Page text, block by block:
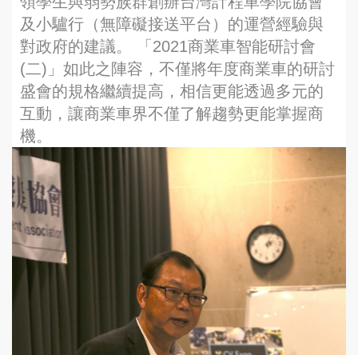
及小驢行（無障礙接送平台）的運營經驗與
對政府的建議。 「2021商業車智能研討會
(二)」如此之陣容，不僅將年度商業車的研討
盛會的規格繼續提高，相信更能透過多元的
互動，讓商業車界不僅了解趨勢更能掌握商
機。